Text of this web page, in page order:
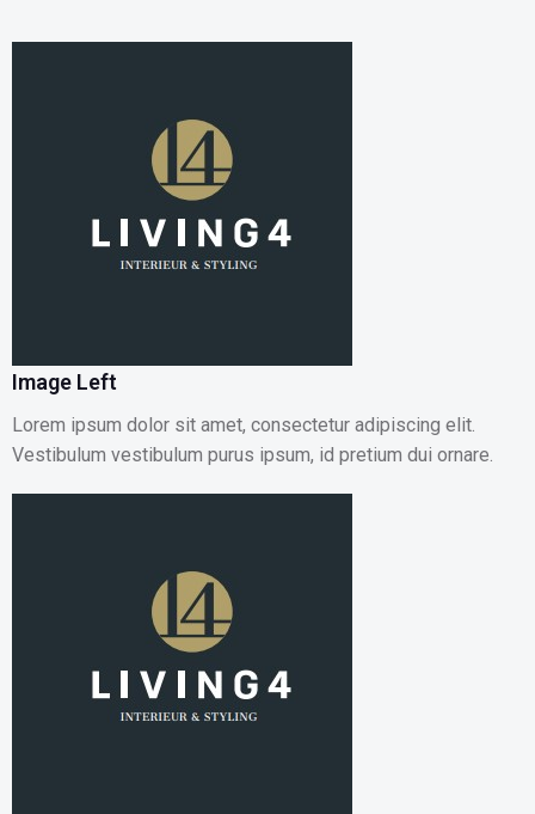
Image Left
Lorem ipsum dolor sit amet, consectetur adipiscing elit.
Vestibulum vestibulum purus ipsum, id pretium dui ornare.